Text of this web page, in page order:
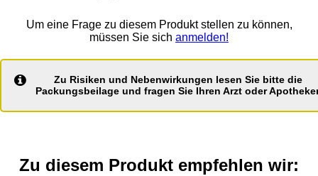
Um eine Frage zu diesem Produkt stellen zu können,
müssen Sie sich anmelden!
Zu Risiken und Nebenwirkungen lesen Sie bitte die
Packungsbeilage und fragen Sie Ihren Arzt oder
Zu diesem Produkt empfehlen wir: